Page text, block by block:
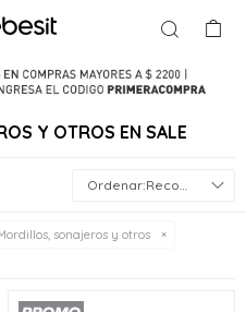
Y OTROS EN SALE
Recomendados
sonajeros y otros